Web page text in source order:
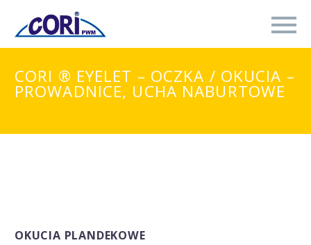
CORI ® EYELET – OCZKA / OKUCIA –
PROWADNICE, UCHA NABURTOWE
OKUCIA PLANDEKOWE